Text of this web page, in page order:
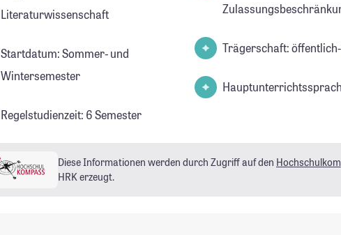
Literaturwissenschaft
Startdatum: Sommer- und
Wintersemester
Regelstudienzeit: 6 Semester
Trägerschaft:
Diese Informationen werden durch Zugriff auf den
HRK erzeugt.